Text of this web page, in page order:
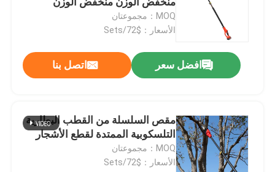
إرسال
MOQ：مجموعتان
الأسعار：$72/Sets
افضل سعر اتصل بنا
مقص السلسلة من القطب البطارية
التلسكوبية الممتدة لقطع الأشجار
MOQ：مجموعتان
الأسعار：$72/Sets